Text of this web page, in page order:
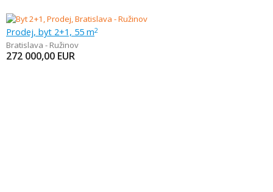
Prodej, byt 2+1, 55 m2
Bratislava - Ružinov
272 000,00 EUR